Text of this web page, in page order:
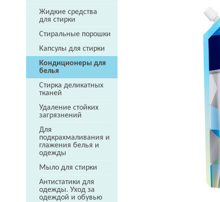
Жидкие средства
для стирки
Стиральные порошки
Капсулы для стирки
Кондиционеры для
белья
Стирка деликатных
тканей
Удаление стойких
загрязнений
Для
подкрахмаливания и
глажения белья и
одежды
Мыло для стирки
Антистатики для
одежды. Уход за
одеждой и обувью